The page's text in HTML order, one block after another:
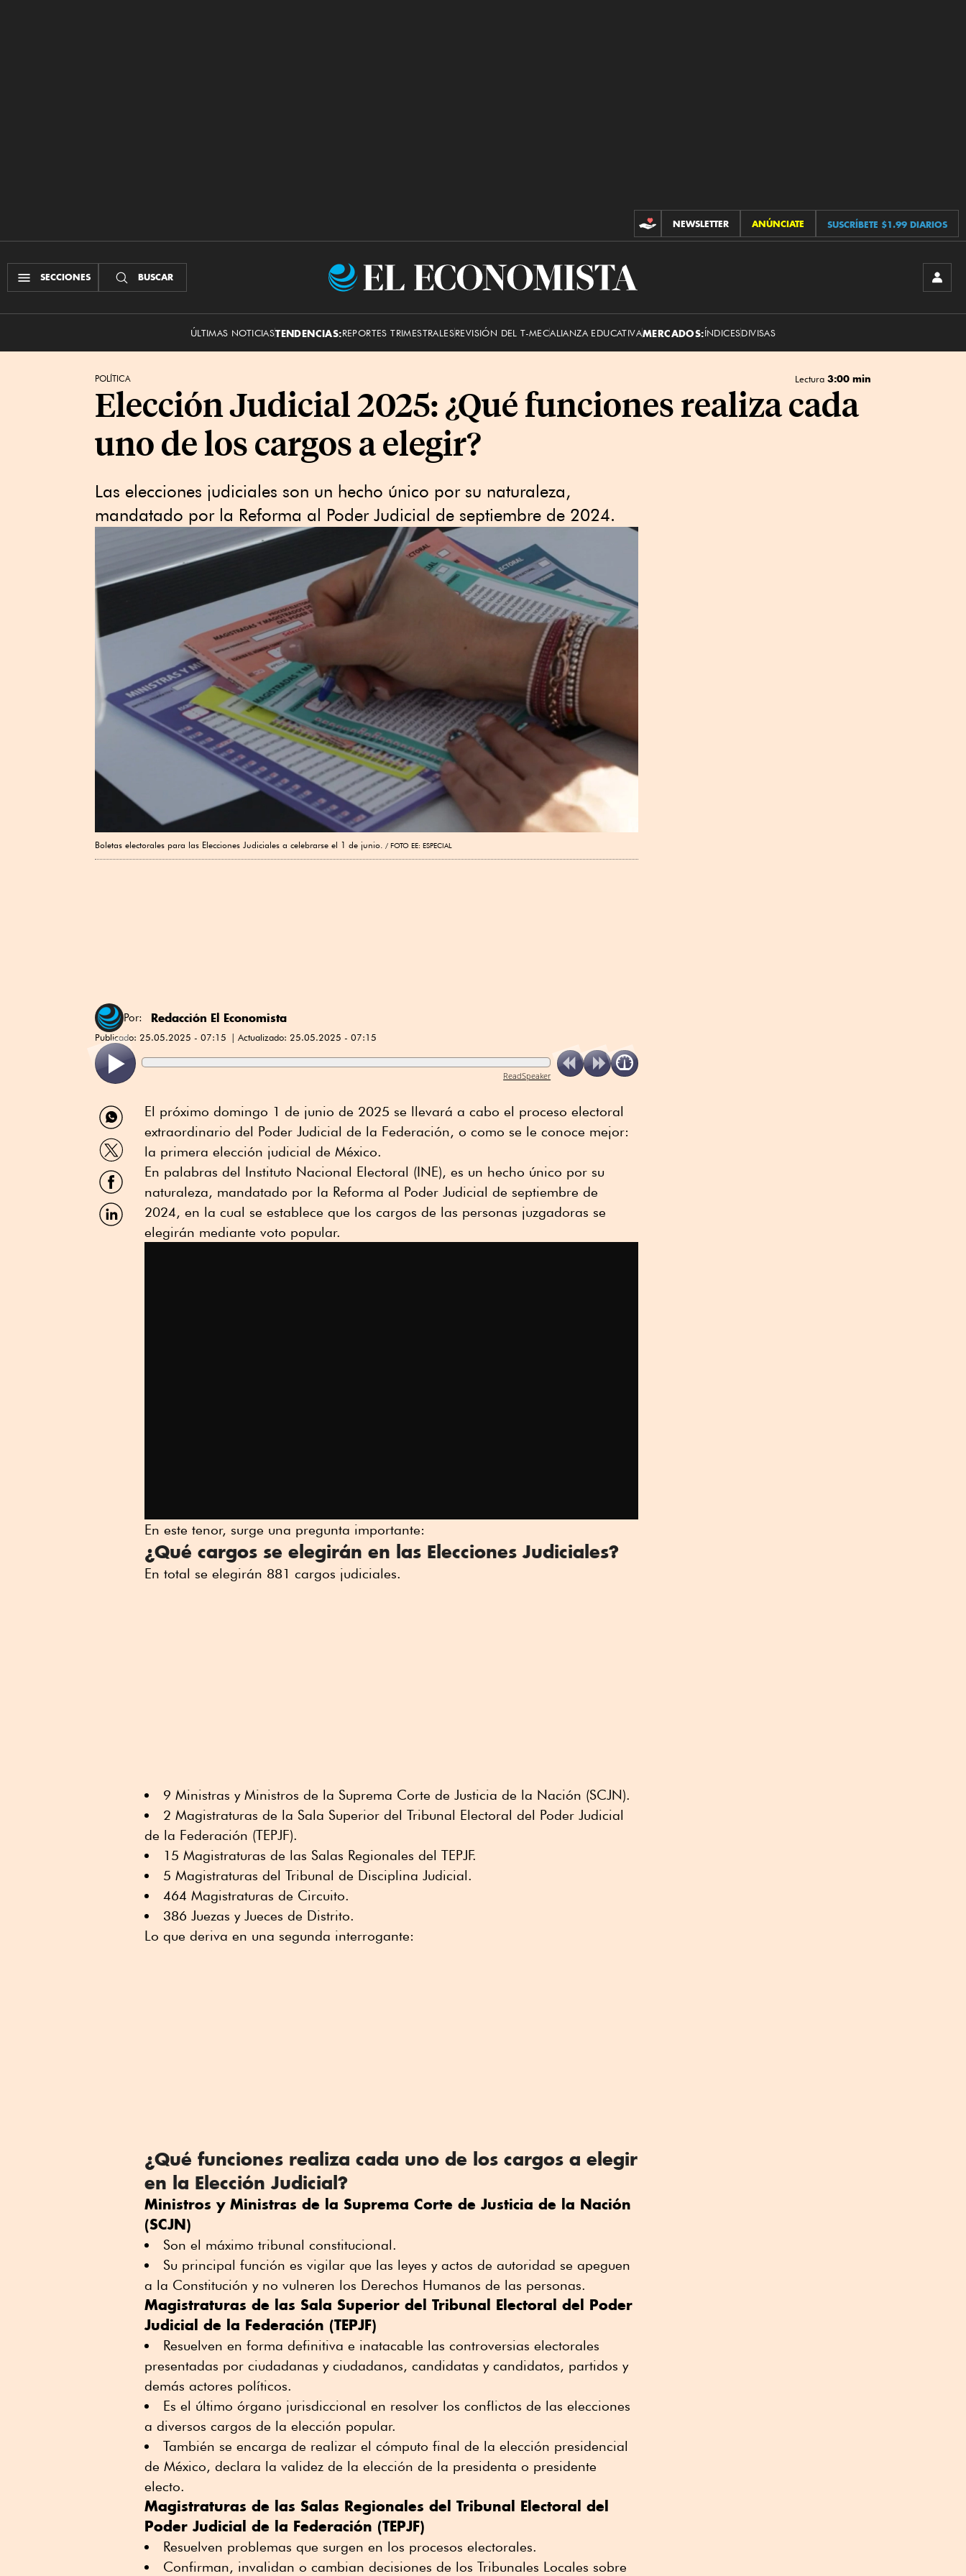
CONTRIBUCIONES
NEWSLETTER ANÚNCIATE SUSCRÍBETE $1.99 DIARIOS
SECCIONES BUSCAR
El
ÚLTIMAS NOTICIASTENDENCIAS:REPORTES TRIMESTRALESREVISIÓN DEL T-MECALIANZA EDUCATIVAMERCADOS:ÍNDICESDIVISAS
POLÍTICA Lectura 3:00 min
Elección Judicial 2025: ¿Qué funciones realiza cada
uno de los cargos a elegir?
Las elecciones judiciales son un hecho único por su naturaleza,
mandatado por la Reforma al Poder Judicial de septiembre de 2024.
Boletas electorales para las Elecciones Judiciales a celebrarse el 1 de junio. FOTO EE: ESPECIAL
Por: Redacción El Economista
Publicado: 25.05.2025 - 07:15 Actualizado: 25.05.2025 - 07:15
ReadSpeaker
Compartir
por
WhatsApp
Compartir
por
Twitter
Compartir
por
Facebook
Compartir
por
El próximo domingo 1 de junio de 2025 se llevará a cabo el proceso electoral
extraordinario del Poder Judicial de la Federación, o como se le conoce mejor:
la primera elección judicial de México.
En palabras del Instituto Nacional Electoral (INE), es un hecho único por su
naturaleza, mandatado por la Reforma al Poder Judicial de septiembre de
2024, en la cual se establece que los cargos de las personas juzgadoras se
elegirán mediante voto popular.
En este tenor, surge una pregunta importante:
¿Qué cargos se elegirán en las Elecciones Judiciales?
En total se elegirán 881 cargos judiciales.
9 Ministras y Ministros de la Suprema Corte de Justicia de la Nación (SCJN).
2 Magistraturas de la Sala Superior del Tribunal Electoral del Poder Judicial
de la Federación (TEPJF).
15 Magistraturas de las Salas Regionales del TEPJF.
5 Magistraturas del Tribunal de Disciplina Judicial.
464 Magistraturas de Circuito.
386 Juezas y Jueces de Distrito.
Lo que deriva en una segunda interrogante:
¿Qué funciones realiza cada uno de los cargos a elegir
en la Elección Judicial?
Ministros y Ministras de la Suprema Corte de Justicia de la Nación
(SCJN)
Son el máximo tribunal constitucional.
Su principal función es vigilar que las leyes y actos de autoridad se apeguen
a la Constitución y no vulneren los Derechos Humanos de las personas.
Magistraturas de las Sala Superior del Tribunal Electoral del Poder
Judicial de la Federación (TEPJF)
Resuelven en forma definitiva e inatacable las controversias electorales
presentadas por ciudadanas y ciudadanos, candidatas y candidatos, partidos y
demás actores políticos.
Es el último órgano jurisdiccional en resolver los conflictos de las elecciones
a diversos cargos de la elección popular.
También se encarga de realizar el cómputo final de la elección presidencial
de México, declara la validez de la elección de la presidenta o presidente
electo.
Magistraturas de las Salas Regionales del Tribunal Electoral del
Poder Judicial de la Federación (TEPJF)
Resuelven problemas que surgen en los procesos electorales.
Confirman, invalidan o cambian decisiones de los Tribunales Locales sobre